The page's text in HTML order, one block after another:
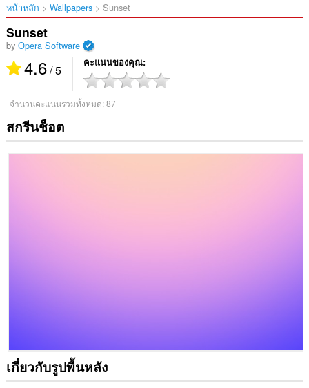
หน้าหลัก Wallpapers Sunset‎
Sunset
by Opera Software
4.6/ 5 คะแนนของคุณ
จำนวนคะแนนรวมทั้งหมด:87
สกรีนช็อต
เกี่ยวกับรูปพื้นหลัง